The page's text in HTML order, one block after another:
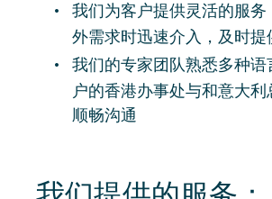
我们为客户提供灵活的服务
外需求时迅速介入，及时提
我们的专家团队熟悉多种语
户的香港办事处与和意大
顺畅沟通